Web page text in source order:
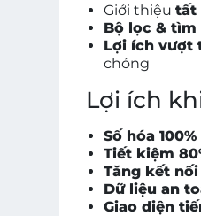
Giới thiệutất
Bộ lọc &
Lợi ích vượt
chóng
Lợi ích
Số hóa
Tiết kiệm
Tăng kết nối
Dữ liệu an
Giao diện